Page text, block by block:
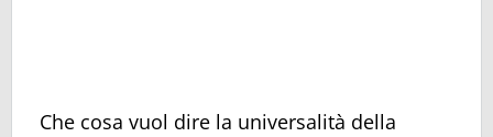
Che cosa vuol dire la universalità della